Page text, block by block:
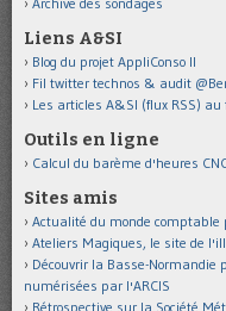
Liens A&SI
Blog du projet AppliConso II
Fil twitter technos & audit
Les articles A&SI (flux RSS) au
Outils en ligne
Calcul du barème d'heures
Sites amis
Actualité du monde comptable
Ateliers Magiques, le site de
Découvrir la Basse-Normandie
numérisées par l'ARCIS
Rétrospective sur la Société